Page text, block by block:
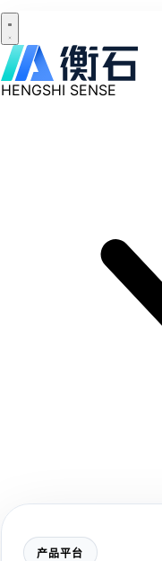
HENGSHI SENSE
产品平台